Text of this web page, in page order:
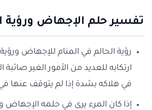
تفسير حلم الإجهاض ورؤية
رؤية الحالم في المنام للإجهاض
ارتكابه للعديد من الأمور الغير
في هلاكه بشدة إذا لم يتوقف عنها
إذا كان المرء يرى في حلمه الإجهاض